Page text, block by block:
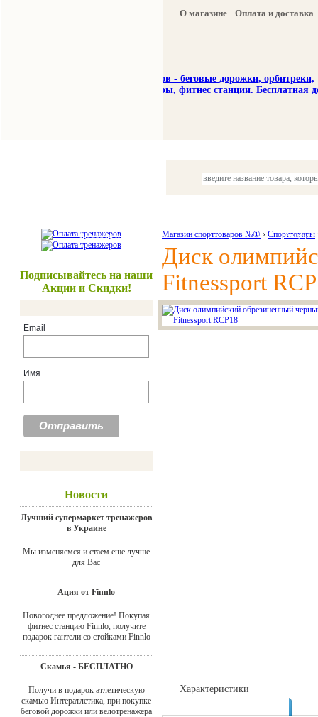
О магазине Оплата и доставка
Красота и здоровье Акции и
Подписывайтесь на наши
Акции и Скидки!
Email
Имя
Новости
Лучший супермаркет тренажеров
в Украине
Мы изменяемся и стаем еще лучше
для Вас
Ация от Finnlo
Новогоднее предложение! Покупая
фитнес станцию Finnlo, получите
подарок гантели со стойками Finnlo
Скамья - БЕСПЛАТНО
Получи в подарок атлетическую
скамью Интератлетика, при покупке
беговой дорожки или велотренажера
Магазин спорттоваров №① › Спорттовары
Диск
Fitnessport
Характеристики